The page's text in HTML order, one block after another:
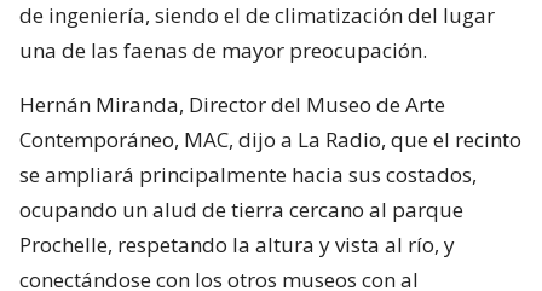
de ingeniería, siendo el de climatización del lugar
una de las faenas de mayor preocupación.
Hernán Miranda, Director del Museo de Arte
Contemporáneo, MAC, dijo a La Radio, que el recinto
se ampliará principalmente hacia sus costados,
ocupando un alud de tierra cercano al parque
Prochelle, respetando la altura y vista al río, y
conectándose con los otros museos con al